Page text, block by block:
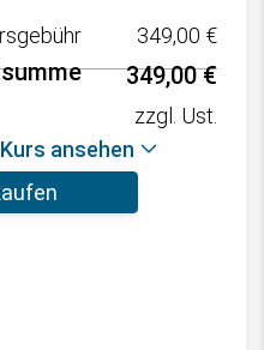
349,00 €
349,00€
zzgl. Ust.
ansehen